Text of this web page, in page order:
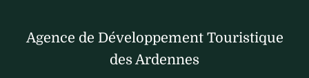
Agence de Développement Touristique
des Ardennes